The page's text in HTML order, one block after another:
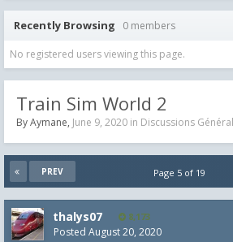
Recently Browsing 0 members
No registered users viewing this page.
Train Sim World 2
ByAymane, June 9, 2020 in Discussions
PREV Page 5 of 19
thalys07 8,173
Posted August 20, 2020